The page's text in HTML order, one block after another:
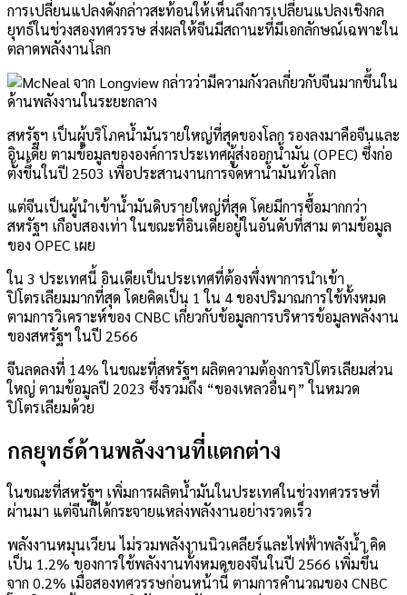
การเปลี่ยนแปลงดังกล่าวสะท้อนให้เห็นถึงการเปลี่ยนแปลงเชิงกล
ยุทธ์ในช่วงสองทศวรรษ ส่งผลให้จีนมีสถานะที่มีเอกลักษณ์เฉพาะใน
ตลาดพลังงานโลก
สหรัฐฯ เป็นผู้บริโภคน้ำมันรายใหญ่ที่สุดของโลก รองลงมาคือจีนและ
อินเดีย ตามข้อมูลขององค์การประเทศผู้ส่งออกน้ำมัน (OPEC) ซึ่งก่อ
ตั้งขึ้นในปี 2503 เพื่อประสานงานการจัดหาน้ำมันทั่วโลก
แต่จีนเป็นผู้นำเข้าน้ำมันดิบรายใหญ่ที่สุด โดยมีการซื้อมากกว่า
สหรัฐฯ เกือบสองเท่า ในขณะที่อินเดียอยู่ในอันดับที่สาม ตามข้อมูล
ของ OPEC เผย
ใน 3 ประเทศนี้ อินเดียเป็นประเทศที่ต้องพึ่งพาการนำเข้า
ปิโตรเลียมมากที่สุด โดยคิดเป็น 1 ใน 4 ของปริมาณการใช้ทั้งหมด
ตามการวิเคราะห์ของ CNBC เกี่ยวกับข้อมูลการบริหารข้อมูลพลังงาน
ของสหรัฐฯ ในปี 2566
จีนลดลงที่ 14% ในขณะที่สหรัฐฯ ผลิตความต้องการปิโตรเลียมส่วน
ใหญ่ ตามข้อมูลปี 2023 ซึ่งรวมถึง “ของเหลวอื่นๆ” ในหมวด
ปิโตรเลียมด้วย
กลยุทธ์ด้านพลังงานที่แตกต่าง
ในขณะที่สหรัฐฯ เพิ่มการผลิตน้ำมันในประเทศในช่วงทศวรรษที่
ผ่านมา แต่จีนก็ได้กระจายแหล่งพลังงานอย่างรวดเร็ว
พลังงานหมุนเวียน ไม่รวมพลังงานนิวเคลียร์และไฟฟ้าพลังน้ำ คิด
เป็น 1.2% ของการใช้พลังงานทั้งหมดของจีนในปี 2566 เพิ่มขึ้น
จาก 0.2% เมื่อสองทศวรรษก่อนหน้านี้ ตามการคำนวณของ CNBC